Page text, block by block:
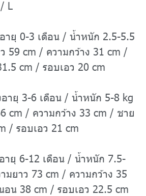
L
ายุ 0-3 เดือน / น้ำหนัก 2.5-5.5
59 cm / ความกว้าง 31 cm /
cm / รอบเอว 20 cm
ายุ 3-6 เดือน / น้ำหนัก 5-8 kg
cm / ความกว้าง 33 cm / ชาย
/ รอบเอว 21 cm
ายุ 6-12 เดือน / น้ำหนัก 7.5-
มยาว 73 cm / ความกว้าง 35
น 38 cm / รอบเอว 22.5 cm